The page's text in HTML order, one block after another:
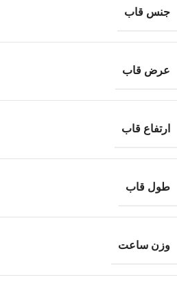
جنس قاب
عرض قاب
ارتفاع قاب
طول قاب
وزن ساعت